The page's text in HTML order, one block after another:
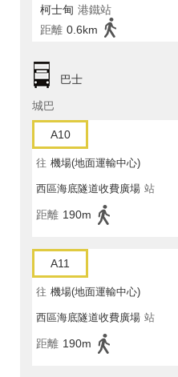
柯士甸 港鐵站
距離 0.6km
巴士
城巴
A10
往 機場(地面運輸中心)
西區海底隧道收費廣場 站
距離 190m
A11
往 機場(地面運輸中心)
西區海底隧道收費廣場 站
距離 190m